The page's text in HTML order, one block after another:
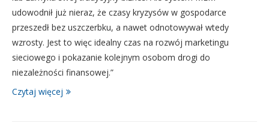
udowodnił już nieraz, że czasy kryzysów w gospodarce
przeszedł bez uszczerbku, a nawet odnotowywał wtedy
wzrosty. Jest to więc idealny czas na rozwój marketingu
sieciowego i pokazanie kolejnym osobom drogi do
niezależności finansowej.”
Czytaj więcej